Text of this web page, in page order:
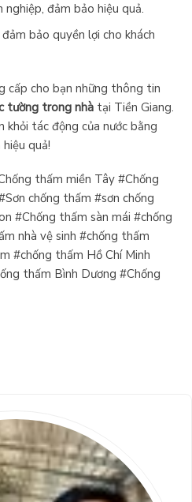
đảm bảo hiệu quả.
bảo quyền lợi cho khách
cấp cho bạn những thông tin
tường trong nhà tại Tiền Giang.
khỏi tác động của nước bằng
quả!
thấm miền Tây #Chống
chống thấm #sơn chống
#Chống thấm sàn mái #chống
nhà vệ sinh #chống thấm
#chống thấm Hồ Chí Minh
thấm Bình Dương #Chống